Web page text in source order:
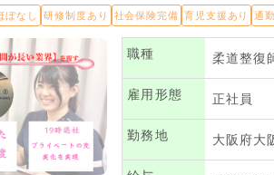
ぼなし 研修制度あり 社会保険完備 育児支援あり 通
職種 柔道整復
雇用形態 正社員
勤務地 大阪府大